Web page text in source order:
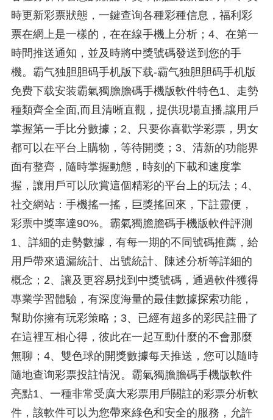
時更新彩票狀態，一鍵查询各種彩種信息，福利彩
票在網上是一樣的，在在線手機上分析；4、在第一
時間推送通知，並及時將中獎號碼發送到您的手
機。霸气独胆胆码手机版下载-霸气独胆胆码手机版
免费下载安装霸氣獨膽膽碼手機版軟件特色1、走勢
種類齊全全面,而且清晰直觀，提供現場直播,讓用戶
掌握第一手比分數據；2、只要你喜歡学彩票，男女
都可以在平台上購物，等待開獎；3、清新的功能界
面有整齊，隨時掌握動態，時刻的下載和速度掌
握，讓用戶可以欣賞這個精彩的平台上的玩法；4、
社交網站：手機搖一搖，巨獎搖回來，下註靈便，
彩票中獎率達90%。霸氣獨膽膽碼手機版軟件評測
1、詳細的走勢數據，有每一期的不同號碼推薦，給
用戶帶來遺漏統計、出號統計、陳述分析等詳細的
概念；2、讓及更容易找到中獎號碼，通過軟件獲得
專業学習體驗，有深度海量的最佳數據探索功能，
幫助你擁有玩彩策略；3、已經有超多的彩民註冊了
在這裡互相心得，彼此在一起互動什麼的不會那麼
無聊；4、雙色球的開獎數據每天推送，您可以隨時
隨地查询彩票投註情況。霸氣獨膽膽碼手機版軟件
亮點1、一種非常受廣大彩票用戶關註的彩票分析軟
件，該軟件可以为您帶來綠色和安全的服務，允許